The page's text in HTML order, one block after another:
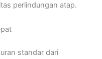
perlindungan atap.
standar dari